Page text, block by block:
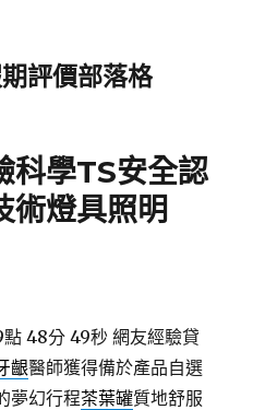
評價部落格
科學TS安全認
術燈具照明
點 48分 49秒 網友經驗貸
齦醫師獲得備於產品自選
夢幻行程茶葉罐質地舒服